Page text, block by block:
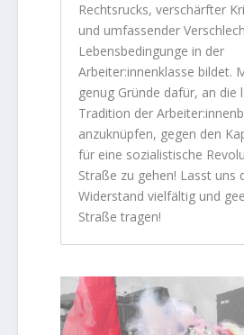
Rechtsrucks, verschärfter
und umfassender
Lebensbedingunge in der
Arbeiter:innenklasse bildet.
genug Gründe dafür, an die
Tradition der
anzuknüpfen, gegen den
für eine sozialistische
Straße zu gehen! Lasst uns
Widerstand vielfältig und
Straße tragen!